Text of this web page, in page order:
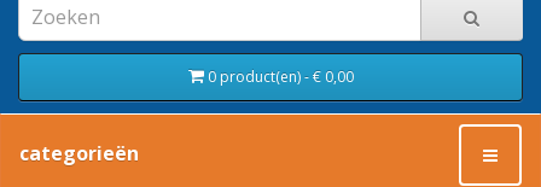
0 product(en) - € 0,00
categorieën